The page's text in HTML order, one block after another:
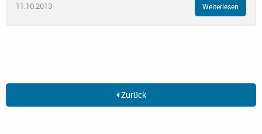
11.10.2013 Weiterlesen
Zurück